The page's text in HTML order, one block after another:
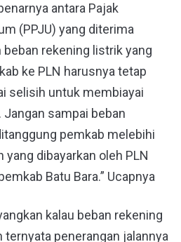
antara Pajak
(PPJU) yang diterima
beban rekening listrik yang
ke PLN harusnya tetap
selisih untuk membiayai
sampai beban
pemkab melebihi
yang dibayarkan oleh PLN
Batu Bara.” Ucapnya
kalau beban rekening
ternyata penerangan jalannya